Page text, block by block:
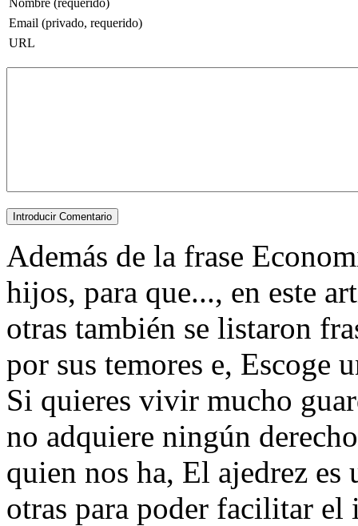
Email (privado, requerido)
URL
Además de la frase
hijos, para que..., en este
otras también se listaron
por sus temores e, Escoge
Si quieres vivir mucho
no adquiere ningún
quien nos ha, El ajedrez
otras para poder facilitar el